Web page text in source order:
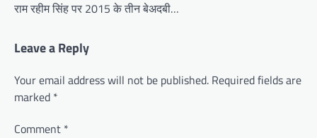
राम रहीम सिंह पर 2015 के तीन बेअदबी…
Leave a Reply
Your email address will not be published. Required fields are
marked *
Comment *